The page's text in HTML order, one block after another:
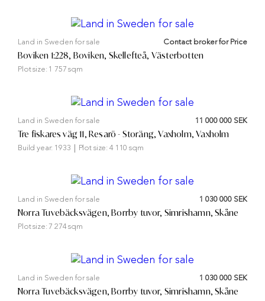
Land in Sweden for sale Contact broker for Price
Boviken 1:228, Boviken, Skellefteå, Västerbotten
Plot size: 1 757 sqm
Land in Sweden for sale 11 000 000 SEK
Tre fiskares väg 11, Resarö - Storäng, Vaxholm, Vaxholm
Build year: 1933 Plot size: 4 110 sqm
Land in Sweden for sale 1 030 000 SEK
Norra Tuvebäcksvägen, Borrby tuvor, Simrishamn, Skåne
Plot size: 7 274 sqm
Land in Sweden for sale 1 030 000 SEK
Norra Tuvebäcksvägen, Borrby tuvor, Simrishamn, Skåne